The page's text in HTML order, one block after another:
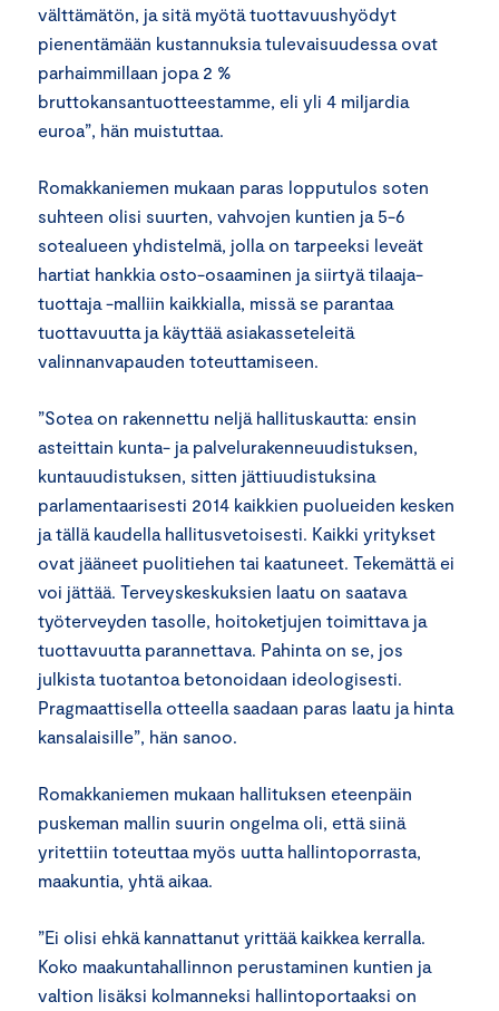
välttämätön, ja sitä myötä tuottavuushyödyt
pienentämään kustannuksia tulevaisuudessa ovat
parhaimmillaan jopa 2 %
bruttokansantuotteestamme, eli yli 4 miljardia
euroa”, hän muistuttaa.
Romakkaniemen mukaan paras lopputulos soten
suhteen olisi suurten, vahvojen kuntien ja 5-6
sotealueen yhdistelmä, jolla on tarpeeksi leveät
hartiat hankkia osto-osaaminen ja siirtyä tilaaja-
tuottaja -malliin kaikkialla, missä se parantaa
tuottavuutta ja käyttää asiakasseteleitä
valinnanvapauden toteuttamiseen.
”Sotea on rakennettu neljä hallituskautta: ensin
asteittain kunta- ja palvelurakenneuudistuksen,
kuntauudistuksen, sitten jättiuudistuksina
parlamentaarisesti 2014 kaikkien puolueiden kesken
ja tällä kaudella hallitusvetoisesti. Kaikki yritykset
ovat jääneet puolitiehen tai kaatuneet. Tekemättä ei
voi jättää. Terveyskeskuksien laatu on saatava
työterveyden tasolle, hoitoketjujen toimittava ja
tuottavuutta parannettava. Pahinta on se, jos
julkista tuotantoa betonoidaan ideologisesti.
Pragmaattisella otteella saadaan paras laatu ja hinta
kansalaisille”, hän sanoo.
Romakkaniemen mukaan hallituksen eteenpäin
puskeman mallin suurin ongelma oli, että siinä
yritettiin toteuttaa myös uutta hallintoporrasta,
maakuntia, yhtä aikaa.
”Ei olisi ehkä kannattanut yrittää kaikkea kerralla.
Koko maakuntahallinnon perustaminen kuntien ja
valtion lisäksi kolmanneksi hallintoportaaksi on